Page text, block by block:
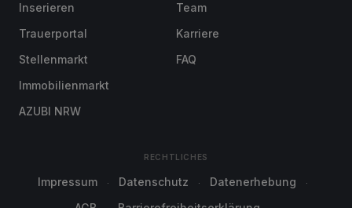
Inserieren
Trauerportal
Stellenmarkt
Immobilienmarkt
AZUBI NRW
Team
Karriere
FAQ
RECHTLICHES
Impressum Datenschutz
Datenerhebung